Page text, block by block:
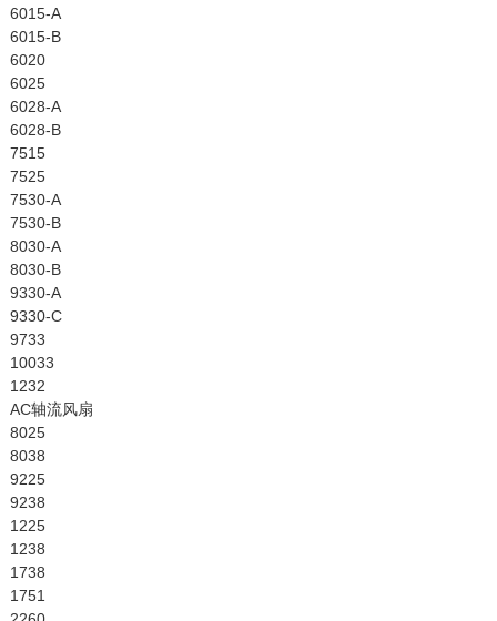
6015-A
6015-B
6020
6025
6028-A
6028-B
7515
7525
7530-A
7530-B
8030-A
8030-B
9330-A
9330-C
9733
10033
1232
AC轴流风扇
8025
8038
9225
9238
1225
1238
1738
1751